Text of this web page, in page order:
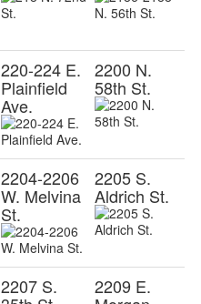
220-224 E.
Plainfield
Ave.
2200 N.
58th St.
2204-2206
W. Melvina
St.
2205 S.
Aldrich St.
2207 S. 2209 E.